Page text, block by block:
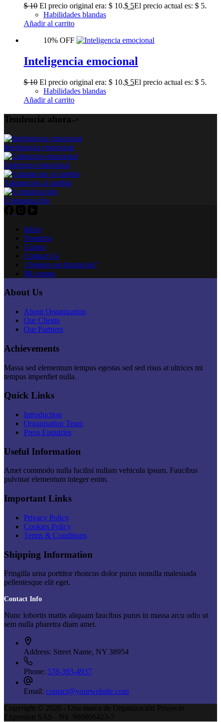
$10 El precio original era: $ 10.$ 5El precio actual es: $ 5.
Habilidades blandas
Añadir al carrito
10% OFF
Inteligencia emocional
$10 El precio original era: $ 10.$ 5El precio actual es: $ 5.
Habilidades blandas
Añadir al carrito
Tendencia ahora
Inteligencia emocional
Liderazgo emocional
Adaptacion al cambio
Comunicación
Inicio
Nosotros
Cursos
Contact Us
¿Quieres ser Instructor?
Mi cuenta
About Us
About Organization
Our Clients
Our Partners
Achievements
Massa sed elementum tempus egestas sed sed risus at ultrices mi
tempus imperdiet nulla.
Quick Links
Introduction
Organisation Team
Press Enquiries
Useful Information
Amet commodo nulla facilisi nullam vehicula ipsum. Faucibus
pulvinar elementum integer enim.
Important Links
Privacy Policy
Cookies Policy
Terms & Conditions
Shipping Information
Fringilla urna porttitor rhoncus dolor purus nonulla malesuada
pellentesque elit eget.
Contact Info
Nunc lobortis mattis aliquam faucibus purus in massa arcu odio ut
sem nulla pharetra diam amet.
Address: Street Name, NY 38954
Phone: 578-393-4937
Email: contact@yourwebsite.com
Copyright © 2026 - Una marca de Organizaciòn Proyecto
Expresion SAS- Nit 900806423-7